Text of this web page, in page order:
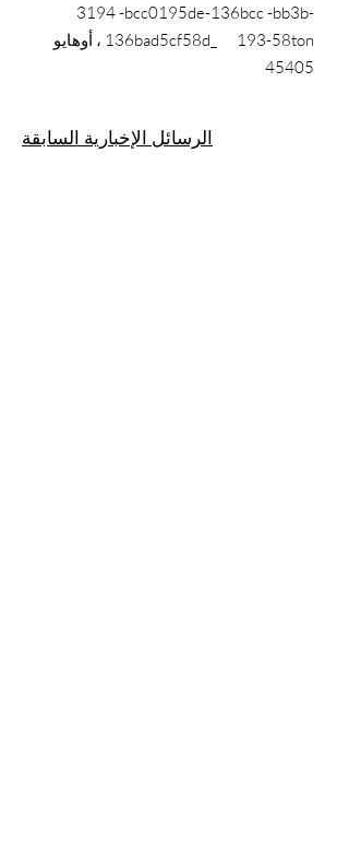
3194 -bcc0195de-136bcc -bb3b-
136bad5cf58d_ 193-58ton ، أوهايو
45405
الرسائل الإخبارية السابقة